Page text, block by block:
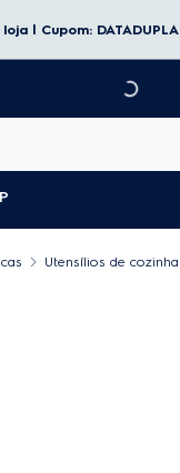
| Cupom: DATADUPLA
Utensílios de cozinha